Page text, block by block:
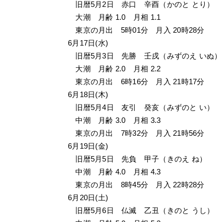
旧暦5月2日　赤口　辛酉（かのと とり）
大潮　月齢 1.0　月相 1.1
東京の月出　5時01分　月入 20時28分
6月17日(水)
旧暦5月3日　先勝　壬戌（みずのえ いぬ）
大潮　月齢 2.0　月相 2.2
東京の月出　6時16分　月入 21時17分
6月18日(木)
旧暦5月4日　友引　癸亥（みずのと い）
中潮　月齢 3.0　月相 3.3
東京の月出　7時32分　月入 21時56分
6月19日(金)
旧暦5月5日　先負　甲子（きのえ ね）
中潮　月齢 4.0　月相 4.3
東京の月出　8時45分　月入 22時28分
6月20日(土)
旧暦5月6日　仏滅　乙丑（きのと うし）